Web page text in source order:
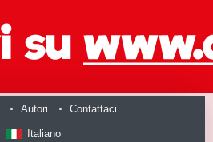
Autori Contattaci
Italiano